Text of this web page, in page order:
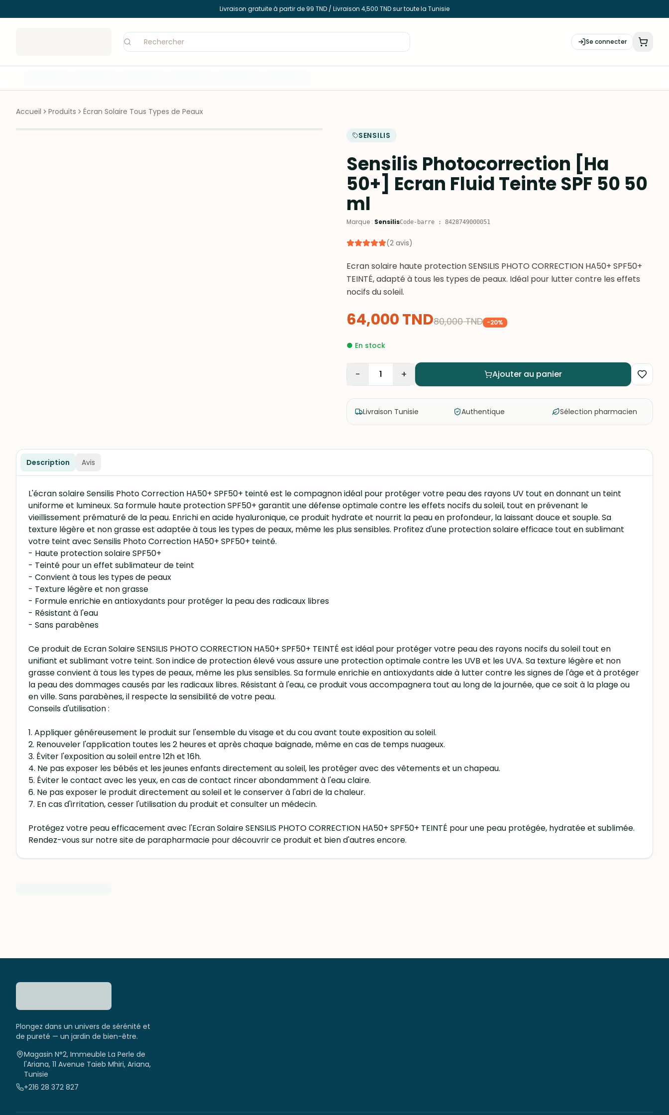
Livraison gratuite à partir de 99 TND / Livraison 4,500 TND sur toute la Tunisie
Se connecter
Accueil Produits Écran Solaire Tous Types de Peaux
SENSILIS
Sensilis Photocorrection [Ha
50+] Ecran Fluid Teinte SPF 50 50
ml
Marque : SensilisCode-barre : 8428749000051
(2 avis)
Ecran solaire haute protection SENSILIS PHOTO CORRECTION HA50+ SPF50+
TEINTÉ, adapté à tous les types de peaux. Idéal pour lutter contre les effets
nocifs du soleil.
64,000TND80,000 TND -20%
● En stock
− 1 + Ajouter au panier
Livraison Tunisie Authentique Sélection pharmacien
Description Avis
L'écran solaire Sensilis Photo Correction HA50+ SPF50+ teinté est le compagnon idéal pour protéger votre peau des rayons UV tout en donnant un teint
uniforme et lumineux. Sa formule haute protection SPF50+ garantit une défense optimale contre les effets nocifs du soleil, tout en prévenant le
vieillissement prématuré de la peau. Enrichi en acide hyaluronique, ce produit hydrate et nourrit la peau en profondeur, la laissant douce et souple. Sa
texture légère et non grasse est adaptée à tous les types de peaux, même les plus sensibles. Profitez d'une protection solaire efficace tout en sublimant
votre teint avec Sensilis Photo Correction HA50+ SPF50+ teinté.
- Haute protection solaire SPF50+
- Teinté pour un effet sublimateur de teint
- Convient à tous les types de peaux
- Texture légère et non grasse
- Formule enrichie en antioxydants pour protéger la peau des radicaux libres
- Résistant à l'eau
- Sans parabènes
Ce produit de Ecran Solaire SENSILIS PHOTO CORRECTION HA50+ SPF50+ TEINTÉ est idéal pour protéger votre peau des rayons nocifs du soleil tout en
unifiant et sublimant votre teint. Son indice de protection élevé vous assure une protection optimale contre les UVB et les UVA. Sa texture légère et non
grasse convient à tous les types de peaux, même les plus sensibles. Sa formule enrichie en antioxydants aide à lutter contre les signes de l'âge et à protéger
la peau des dommages causés par les radicaux libres. Résistant à l'eau, ce produit vous accompagnera tout au long de la journée, que ce soit à la plage ou
en ville. Sans parabènes, il respecte la sensibilité de votre peau.
Conseils d'utilisation :
1. Appliquer généreusement le produit sur l'ensemble du visage et du cou avant toute exposition au soleil.
2. Renouveler l'application toutes les 2 heures et après chaque baignade, même en cas de temps nuageux.
3. Éviter l'exposition au soleil entre 12h et 16h.
4. Ne pas exposer les bébés et les jeunes enfants directement au soleil, les protéger avec des vêtements et un chapeau.
5. Éviter le contact avec les yeux, en cas de contact rincer abondamment à l'eau claire.
6. Ne pas exposer le produit directement au soleil et le conserver à l'abri de la chaleur.
7. En cas d'irritation, cesser l'utilisation du produit et consulter un médecin.
Protégez votre peau efficacement avec l'Ecran Solaire SENSILIS PHOTO CORRECTION HA50+ SPF50+ TEINTÉ pour une peau protégée, hydratée et sublimée.
Rendez-vous sur notre site de parapharmacie pour découvrir ce produit et bien d'autres encore.
Plongez dans un univers de sérénité et
de pureté — un jardin de bien-être.
Magasin N°2, Immeuble La Perle de
l'Ariana, 11 Avenue Taïeb Mhiri, Ariana,
Tunisie
+216 28 372 827